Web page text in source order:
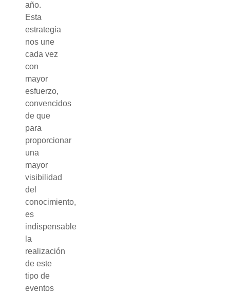
año.
Esta
estrategia
nos une
cada vez
con
mayor
esfuerzo,
convencidos
de que
para
proporcionar
una
mayor
visibilidad
del
conocimiento,
es
indispensable
la
realización
de este
tipo de
eventos